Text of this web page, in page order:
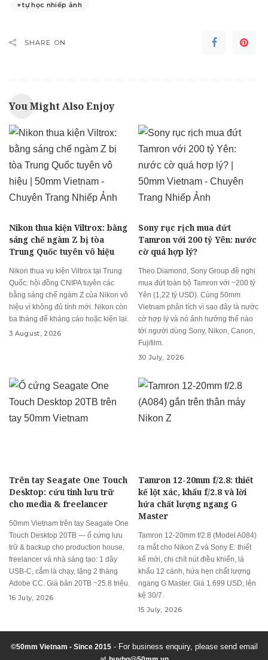
tự học nhiếp ảnh
SHARE ON
You Might Also Enjoy
Nikon thua kiện Viltrox: bằng
sáng chế ngàm Z bị tòa
Trung Quốc tuyên vô hiệu
Nikon thua vụ kiện Viltrox tại Trung
Quốc: hội đồng CNIPA tuyên các
bằng sáng chế ngàm Z của Nikon vô
hiệu vì không đủ tính mới. Nikon còn
ba tháng để kháng cáo hoặc kiện lại.
3 August, 2026
Sony rục rịch mua đứt
Tamron với 200 tỷ Yên: nước
cờ quá hợp lý?
Theo Diamond, Sony Group đề nghị
mua đứt toàn bộ Tamron với ~200 tỷ
Yên (1,22 tỷ USD). Cùng 50mm
Vietnam phân tích vì sao đây là nước
cờ hợp lý và nó ảnh hưởng thế nào
tới người dùng Sony, Nikon, Canon,
Fujifilm.
30 July, 2026
Trên tay Seagate One Touch
Desktop: cứu tinh lưu trữ
cho media & freelancer
50mm Vietnam trên tay Seagate One
Touch Desktop 20TB — ổ cứng lưu
trữ & backup cho production house,
freelancer và nhà sáng tạo: 1 dây
USB-C, cắm là chạy, tặng 2 tháng
Adobe CC. Giá bản 20TB ~25.8 triệu.
16 July, 2026
Tamron 12-20mm f/2.8: thiết
kế lột xác, khẩu f/2.8 và lời
hứa chất lượng ngang G
Master
Tamron 12-20mm f/2.8 (Model A084)
ra mắt cho Nikon Z và Sony E: thiết
kế mới, chi chít nút điều khiển, lá
khẩu 12 cánh, hứa hẹn chất lượng
ngang G Master. Giá 1.699 USD, lên
kệ 30/7.
15 July, 2026
©50mm Vietnam - Since 2015- For business enquiry, please send email